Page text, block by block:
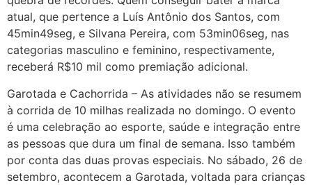
atual, que pertence a Luís Antônio dos Santos, com
45min49seg, e Silvana Pereira, com 53min06seg, nas
categorias masculino e feminino, respectivamente,
receberá R$10 mil como premiação adicional.
Garotada e Cachorrida – As atividades não se resumem
à corrida de 10 milhas realizada no domingo. O evento
é uma celebração ao esporte, saúde e integração entre
as pessoas que dura um final de semana. Isso também
por conta das duas provas especiais. No sábado, 26 de
setembro, acontecem a Garotada, voltada para crianças